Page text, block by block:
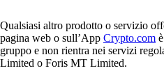
Qualsiasi altro prodotto o servizio
pagina web o sull’App Crypto.com
gruppo e non rientra nei servizi
Limited o Foris MT Limited.